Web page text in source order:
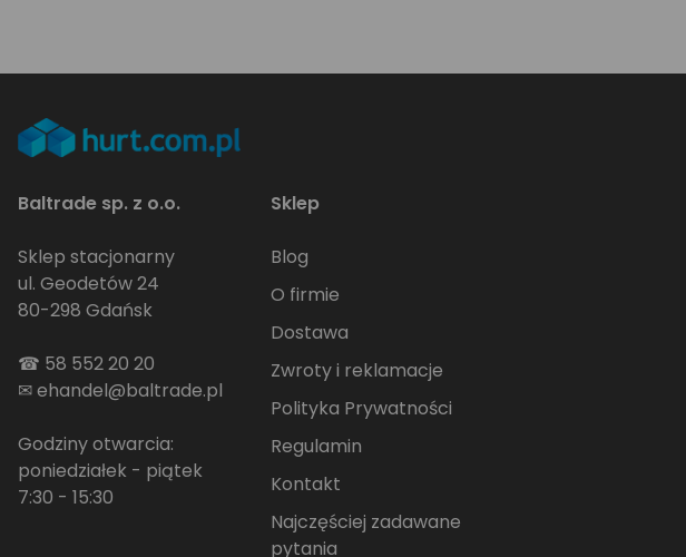
Baltrade sp. z o.o.
Sklep stacjonarny
ul. Geodetów 24
80-298 Gdańsk
☎ 58 552 20 20
✉ehandel@baltrade.pl
Godziny otwarcia:
poniedziałek - piątek
7:30 - 15:30
Sklep
Blog
O firmie
Dostawa
Zwroty i reklamacje
Polityka Prywatności
Regulamin
Kontakt
Najczęściej zadawane
pytania